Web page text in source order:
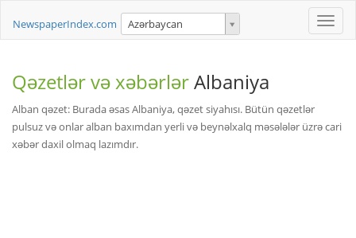
Toggle
NewspaperIndex.com Azərbaycan
Qəzetlər və xəbərlərAlbaniya
Alban qəzet: Burada əsas Albaniya, qəzet siyahısı. Bütün qəzetlər
pulsuz və onlar alban baxımdan yerli və beynəlxalq məsələlər üzrə cari
xəbər daxil olmaq lazımdır.